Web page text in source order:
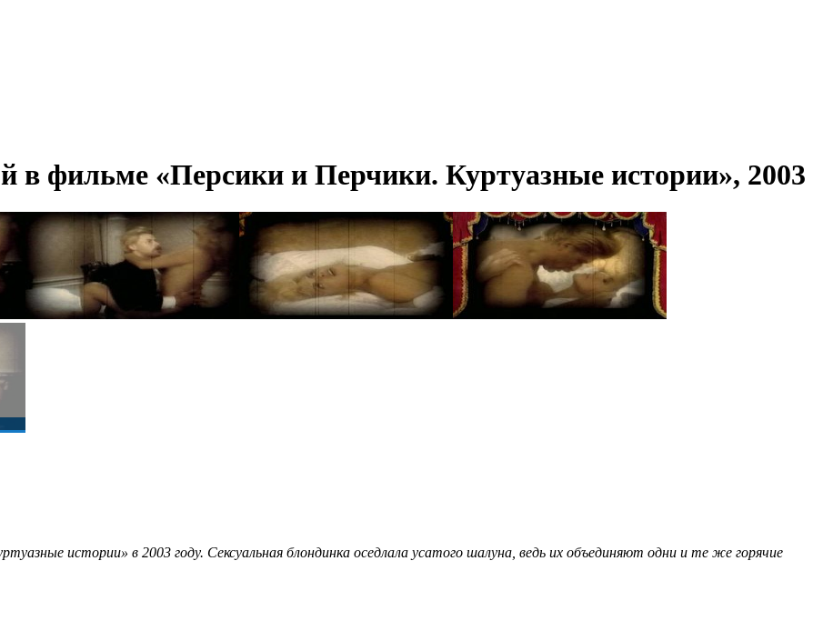
в фильме «Персики и Перчики. Куртуазные истории», 2003
истории» в 2003 году. Сексуальная блондинка оседлала усатого шалуна, ведь их объединяют одни и те же горячие